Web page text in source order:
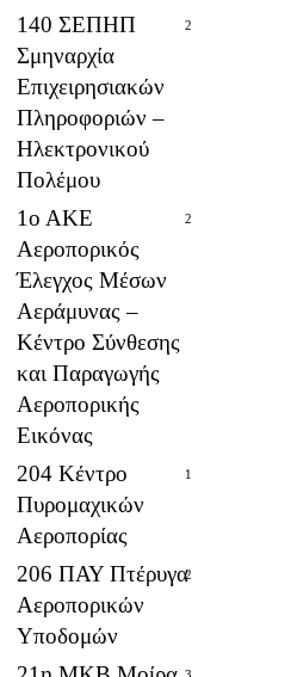
140 ΣΕΠΗΠ
Σμηναρχία
Επιχειρησιακών
Πληροφοριών –
Ηλεκτρονικού
Πολέμου
2
1ο ΑΚΕ
Αεροπορικός
Έλεγχος Μέσων
Αεράμυνας –
Κέντρο Σύνθεσης
και Παραγωγής
Αεροπορικής
Εικόνας
2
204 Κέντρο
Πυρομαχικών
Αεροπορίας
1
206 ΠΑΥ Πτέρυγα
Αεροπορικών
Υποδομών
2